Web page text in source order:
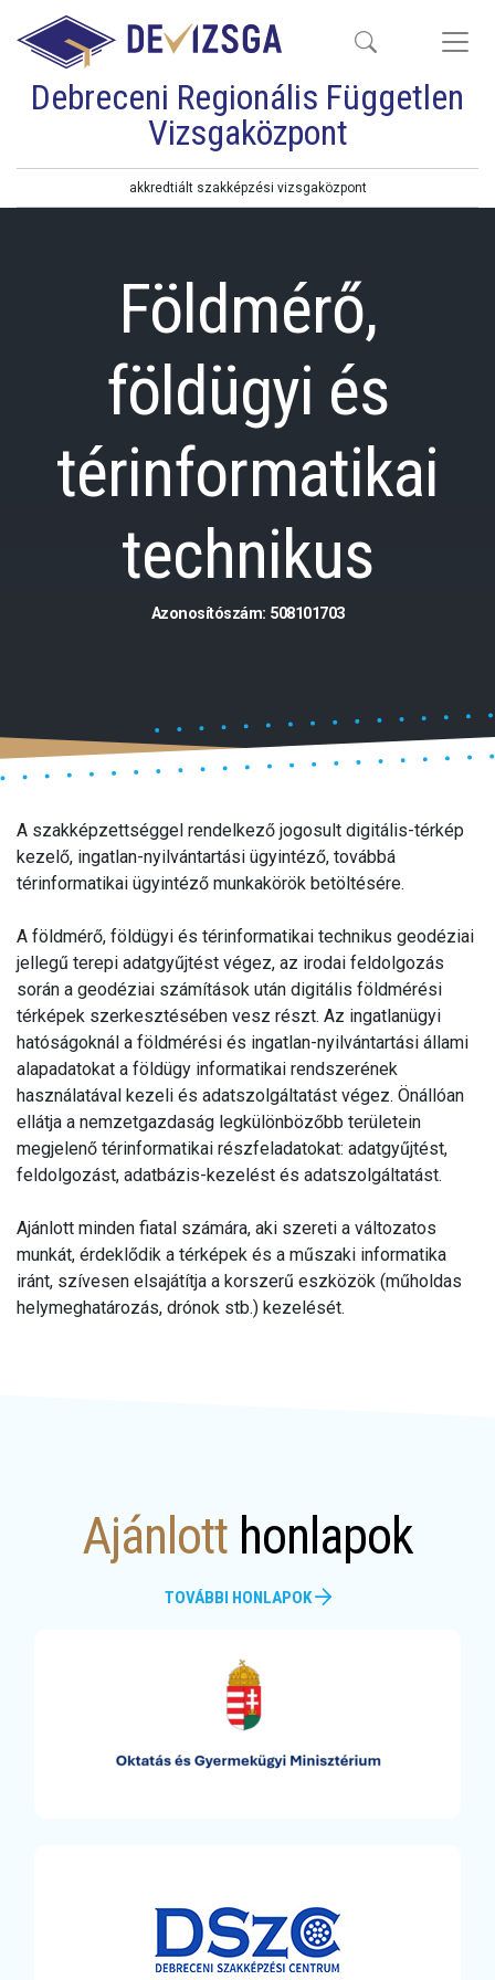
Debreceni Regionális Független
Vizsgaközpont
akkredtiált szakképzési vizsgaközpont
Földmérő,
földügyi és
térinformatikai
technikus
Azonosítószám: 508101703
A szakképzettséggel rendelkező jogosult digitális-térkép
kezelő, ingatlan-nyilvántartási ügyintéző, továbbá
térinformatikai ügyintéző munkakörök betöltésére.
A földmérő, földügyi és térinformatikai technikus geodéziai
jellegű terepi adatgyűjtést végez, az irodai feldolgozás
során a geodéziai számítások után digitális földmérési
térképek szerkesztésében vesz részt. Az ingatlanügyi
hatóságoknál a földmérési és ingatlan-nyilvántartási állami
alapadatokat a földügy informatikai rendszerének
használatával kezeli és adatszolgáltatást végez. Önállóan
ellátja a nemzetgazdaság legkülönbözőbb területein
megjelenő térinformatikai részfeladatokat: adatgyűjtést,
feldolgozást, adatbázis-kezelést és adatszolgáltatást.
Ajánlott minden fiatal számára, aki szereti a változatos
munkát, érdeklődik a térképek és a műszaki informatika
iránt, szívesen elsajátítja a korszerű eszközök (műholdas
helymeghatározás, drónok stb.) kezelését.
Ajánlotthonlapok
TOVÁBBI HONLAPOK